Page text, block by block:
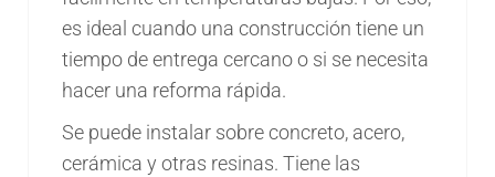
es ideal cuando una construcción tiene un
tiempo de entrega cercano o si se necesita
hacer una reforma rápida.
Se puede instalar sobre concreto, acero,
cerámica y otras resinas. Tiene las